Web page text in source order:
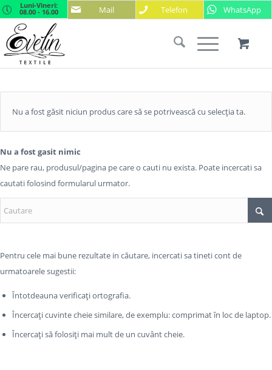
Mail Telefon WhatsApp
Luni-Vineri:
08.00 - 16.00
Nu a fost găsit niciun produs care să se potrivească cu selecția ta.
Nu a fost gasit nimic
Ne pare rau, produsul/pagina pe care o cauti nu exista. Poate incercati sa
cautati folosind formularul urmator.
Pentru cele mai bune rezultate in căutare, incercati sa tineti cont de
urmatoarele sugestii:
Întotdeauna verificați ortografia.
Încercați cuvinte cheie similare, de exemplu: comprimat în loc de laptop.
Încercați să folosiți mai mult de un cuvânt cheie.